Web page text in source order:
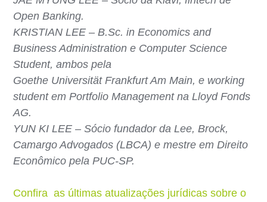
Open Banking.
KRISTIAN LEE – B.Sc. in Economics and
Business Administration e Computer Science
Student, ambos pela
Goethe Universität Frankfurt Am Main, e working
student em Portfolio Management na Lloyd Fonds
AG.
YUN KI LEE – Sócio fundador da Lee, Brock,
Camargo Advogados (LBCA) e mestre em Direito
Econômico pela PUC-SP.
Confira as últimas atualizações jurídicas sobre o